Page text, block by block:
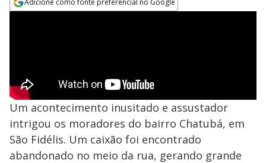
Adicione como fonte preferencial no Google
Um acontecimento inusitado e assustador
intrigou os moradores do bairro Chatubá, em
São Fidélis. Um caixão foi encontrado
abandonado no meio da rua, gerando grande